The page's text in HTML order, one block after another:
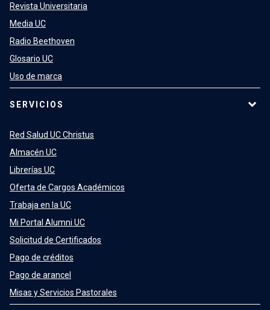
Revista Universitaria
Media UC
Radio Beethoven
Glosario UC
Uso de marca
SERVICIOS
Red Salud UC Christus
Almacén UC
Librerías UC
Oferta de Cargos Académicos
Trabaja en la UC
Mi Portal Alumni UC
Solicitud de Certificados
Pago de créditos
Pago de arancel
Misas y Servicios Pastorales